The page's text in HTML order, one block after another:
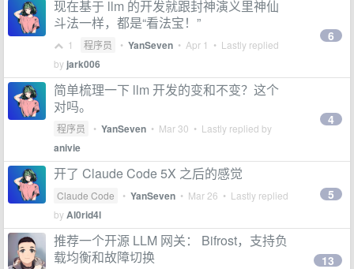
现在基于 llm 的开发就跟封神演义里神仙
斗法一样，都是“看法宝！”
1 程序员 • YanSeven • Apr 1 • Lastly replied
by jark006
6
简单梳理一下 llm 开发的变和不变？这个
对吗。
程序员 • YanSeven • Mar 30 • Lastly replied by
anivie
4
开了 Claude Code 5X 之后的感觉
Claude Code • YanSeven • Mar 26 • Lastly replied
byAl0rid4l
5
推荐一个开源 LLM 网关： Bifrost，支持负
载均衡和故障切换
13